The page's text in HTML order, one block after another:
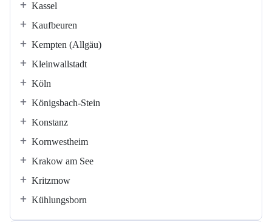
Kassel
Kaufbeuren
Kempten (Allgäu)
Kleinwallstadt
Köln
Königsbach-Stein
Konstanz
Kornwestheim
Krakow am See
Kritzmow
Kühlungsborn